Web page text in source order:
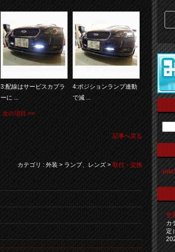
3:配線はサービスカプラ
ーに ...
4:ポジションランプ連動
で減 ...
次の項目 >>
記事へ戻る
カテゴリ : 外装 > ランプ、レンズ > 取付・交換
空
カ
定）